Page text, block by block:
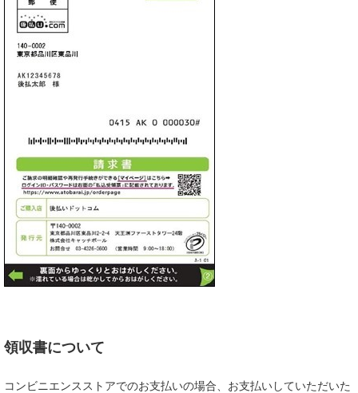
領収書について
コンビニエンスストアでのお支払いの場合、お支払いしていただいた